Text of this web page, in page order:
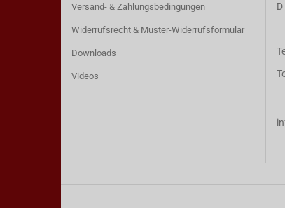
Versand- & Zahlungsbedingungen
Widerrufsrecht & Muster-Widerrufsformular
Downloads
Videos